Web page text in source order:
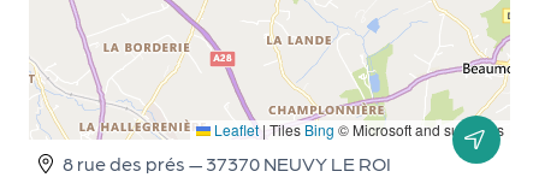
Leaflet | Tiles Bing © Microsoft and suppliers
8 rue des prés — 37370 NEUVY LE ROI
u
r
P